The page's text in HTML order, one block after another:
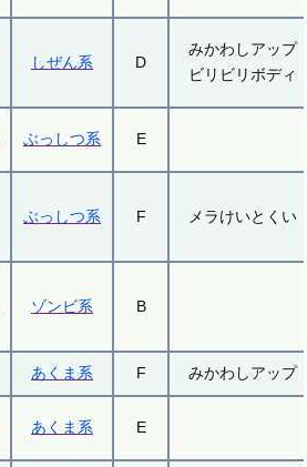
しぜん系 D
みかわしアップ
ビリビリボディ
ぶっしつ系 E
ぶっしつ系 F メラけいとくい
ゾンビ系 B
あくま系 F みかわしアップ
あくま系 E